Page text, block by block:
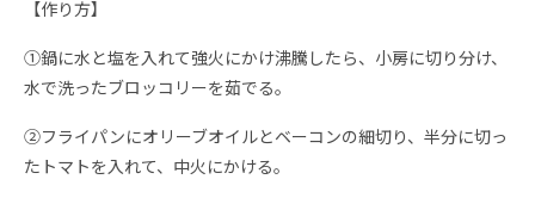
【作り方】
①鍋に水と塩を入れて強火にかけ沸騰したら、小房に切り分け、
水で洗ったブロッコリーを茹でる。
②フライパンにオリーブオイルとベーコンの細切り、半分に切っ
たトマトを入れて、中火にかける。